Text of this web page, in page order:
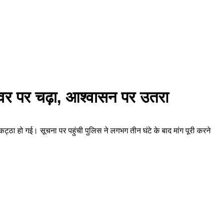
पर चढ़ा, आश्वासन पर उतरा
हो गई। सूचना पर पहुंची पुलिस ने लगभग तीन घंटे के बाद मांग पूरी करने